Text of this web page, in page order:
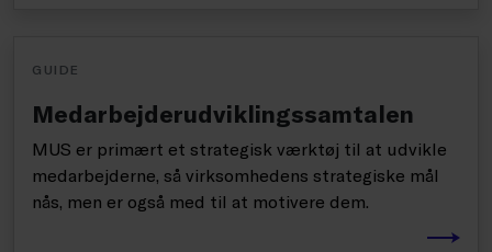
GUIDE
Medarbejderudviklingssamtalen
MUS er primært et strategisk værktøj til at udvikle
medarbejderne, så virksomhedens strategiske mål
nås, men er også med til at motivere dem.